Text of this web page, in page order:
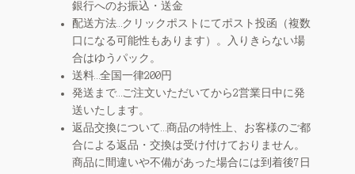
銀行へのお振込・送金
配送方法…クリックポストにてポスト投函（複数
口になる可能性もあります）。入りきらない場
合はゆうパック。
送料…全国一律200円
発送まで…ご注文いただいてから2営業日中に発
送いたします。
返品交換について…商品の特性上、お客様のご都
合による返品・交換は受け付けておりません。
商品に間違いや不備があった場合には到着後7日